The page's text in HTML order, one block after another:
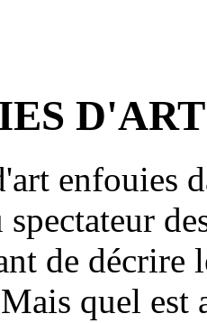
enfouies
de décrire
quel est